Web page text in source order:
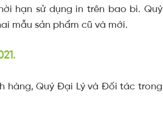
hạn sử dụng in trên bao bì. Quý
mẫu sản phẩm cũ và mới.
hàng, Quý Đại Lý và Đối tác trong